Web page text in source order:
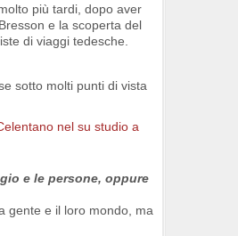
più tardi, dopo aver
e la scoperta del
di viaggi tedesche.
sotto molti punti di vista
e le persone, oppure
gente e il loro mondo, ma